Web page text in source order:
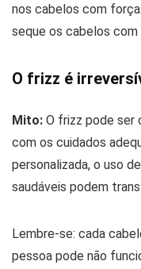
nos cabelos com
seque os cabelos
O frizz é
Mito: O frizz pode ser
com os cuidados
personalizada, o uso
saudáveis podem
Lembre-se: cada
pessoa pode não